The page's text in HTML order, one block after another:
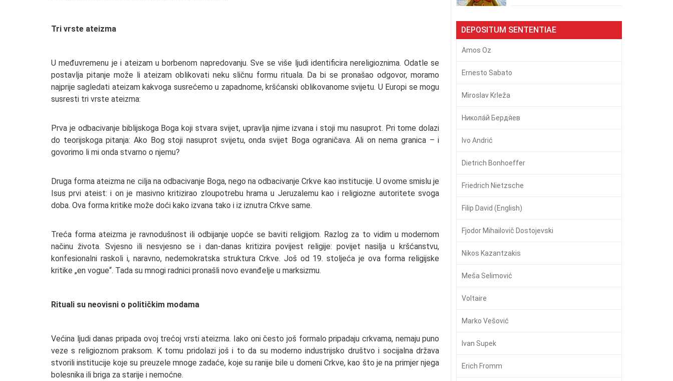
Tri vrste ateizma
U međuvremenu je i ateizam u borbenom napredovanju. Sve se više ljudi identificira nereligioznima. Odatle se
postavlja pitanje može li ateizam oblikovati neku sličnu formu rituala. Da bi se pronašao odgovor, moramo
najprije sagledati ateizam kakvoga susrećemo u zapadnome, kršćanski oblikovanome svijetu. U Europi se mogu
susresti tri vrste ateizma:
Prva je odbacivanje biblijskoga Boga koji stvara svijet, upravlja njime izvana i stoji mu nasuprot. Pri tome dolazi
do teorijskoga pitanja: Ako Bog stoji nasuprot svijetu, onda svijet Boga ograničava. Ali on nema granica – i
govorimo li mi onda stvarno o njemu?
Druga forma ateizma ne cilja na odbacivanje Boga, nego na odbacivanje Crkve kao institucije. U ovome smislu je
Isus prvi ateist: i on je masivno kritizirao zloupotrebu hrama u Jeruzalemu kao i religiozne autoritete svoga
doba. Ova forma kritike može doći kako izvana tako i iz iznutra Crkve same.
Treća forma ateizma je ravnodušnost ili odbijanje uopće se baviti religijom. Razlog za to vidim u modernom
načinu života. Svjesno ili nesvjesno se i dan-danas kritizira povijest religije: povijet nasilja u kršćanstvu,
konfesionalni raskoli i, naravno, nedemokratska struktura Crkve. Još od 19. stoljeća je ova forma religijske
kritike „en vogue“. Tada su mnogi radnici pronašli novo evanđelje u marksizmu.
Rituali su neovisni o političkim modama
Većina ljudi danas pripada ovoj trećoj vrsti ateizma. Iako oni često još formalo pripadaju crkvama, nemaju puno
veze s religioznom praksom. K tomu pridolazi još i to da su moderno industrijsko društvo i socijalna država
stvorili institucije koje su preuzele mnoge zadaće, koje su ranije bile u domeni Crkve, kao što je na primjer njega
bolesnika ili briga za starije i nemoćne.
DEPOSITUM SENTENTIAE
Amos Oz
Ernesto Sabato
Miroslav Krleža
Никола́й Бердя́ев
Ivo Andrić
Dietrich Bonhoeffer
Friedrich Nietzsche
Filip David (English)
Fjodor Mihailovič Dostojevski
Nikos Kazantzakis
Meša Selimović
Voltaire
Marko Vešović
Ivan Supek
Erich Fromm